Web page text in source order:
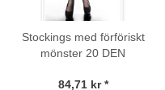
Stockings med förföriskt
mönster 20 DEN
84,71 kr *